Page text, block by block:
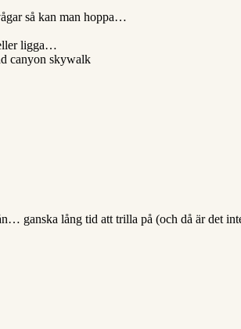
så kan man hoppa…
ligga…
ganska lång tid att trilla på (och då är det